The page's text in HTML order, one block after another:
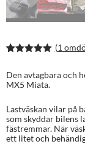
baserat på
kundrecens
(1
Den avtagbara och
MX5 Miata.
Lastväskan vilar på
som skyddar bilens
fästremmar. När
ett litet och